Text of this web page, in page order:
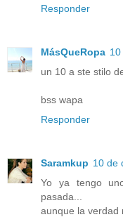
Responder
MásQueRopa
un 10 a ste stilo
bss wapa
Responder
Saramkup 10 de
Yo ya tengo
pasada...
aunque la verdad